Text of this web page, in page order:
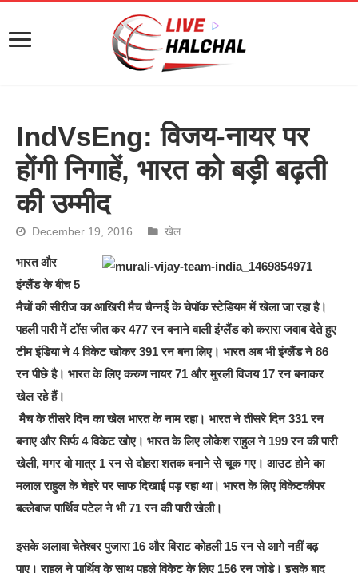
IndVsEng: विजय-नायर पर
होंगी निगाहें, भारत को बड़ी बढ़ती
की उम्मीद
December 19, 2016 खेल
भारत और
इंग्लैंड के बीच 5
मैचों की सीरीज का आखिरी मैच चैन्नई के चेपॉक स्टेडियम में खेला जा रहा है।
पहली पारी में टॉस जीत कर 477 रन बनाने वाली इंग्लैंड को करारा जवाब देते हुए
टीम इंडिया ने 4 विकेट खोकर 391 रन बना लिए। भारत अब भी इंग्लैंड ने 86
रन पीछे है। भारत के लिए करुण नायर 71 और मुरली विजय 17 रन बनाकर
खेल रहे हैं।
मैच के तीसरे दिन का खेल भारत के नाम रहा। भारत ने तीसरे दिन 331 रन
बनाए और सिर्फ 4 विकेट खोए। भारत के लिए लोकेश राहुल ने 199 रन की पारी
खेली, मगर वो मात्र 1 रन से दोहरा शतक बनाने से चूक गए। आउट होने का
मलाल राहुल के चेहरे पर साफ दिखाई पड़ रहा था। भारत के लिए विकेटकीपर
बल्लेबाज पार्थिव पटेल ने भी 71 रन की पारी खेली।
इसके अलावा चेतेश्वर पुजारा 16 और विराट कोहली 15 रन से आगे नहीं बढ़
पाए। राहुल ने पार्थिव के साथ पहले विकेट के लिए 156 रन जोड़े। इसके बाद